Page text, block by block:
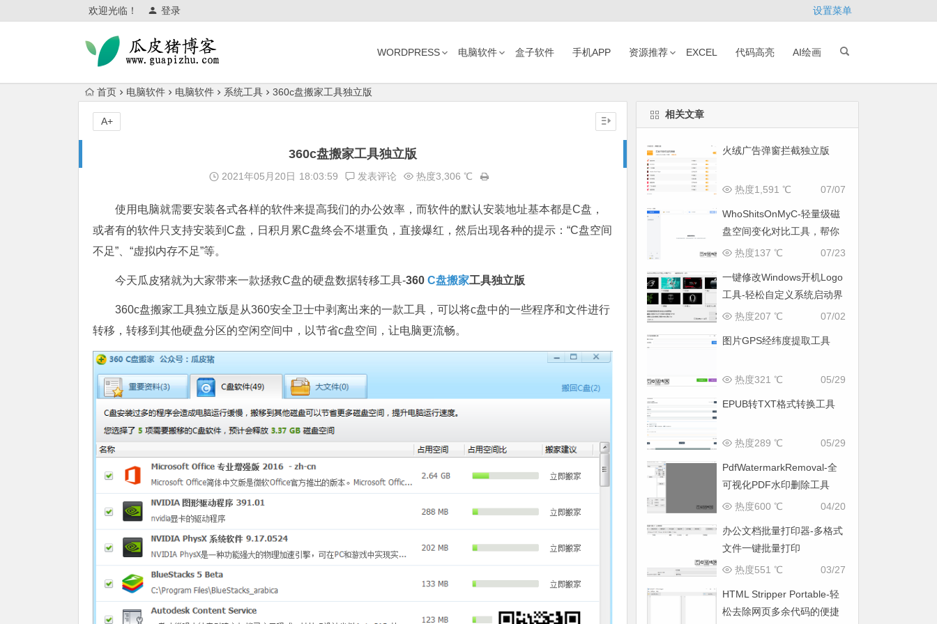
欢迎光临！ 登录 设置菜单
WORDPRESS 电脑软件 盒子软件 手机APP 资源推荐 EXCEL 代码高亮 AI绘画
首页 电脑软件 电脑软件 系统工具 360c盘搬家工具独立版
360c盘搬家工具独立版
2021年05月20日 18:03:59 发表评论 热度3,306 ℃
使用电脑就需要安装各式各样的软件来提高我们的办公效率，而软件的默认安装地址基本都是C盘，
或者有的软件只支持安装到C盘，日积月累C盘终会不堪重负，直接爆红，然后出现各种的提示：“C盘空间
不足”、“虚拟内存不足”等。
今天瓜皮猪就为大家带来一款拯救C盘的硬盘数据转移工具-360 C盘搬家工具独立版
360c盘搬家工具独立版是从360安全卫士中剥离出来的一款工具， 可以将c盘中的一些程序和文件进行
转移，转移到其他硬盘分区的空闲空间中，以节省c盘空间，让电脑更流畅。
A+
相关文章
火绒广告弹窗拦截独立版
07/07
热度1,591 ℃
WhoShitsOnMyC-轻量级磁
盘空间变化对比工具，帮你
找出“吃掉”空间的罪魁祸首
07/23
热度137 ℃
一键修改Windows开机Logo
工具-轻松自定义系统启动界
面
07/02
热度207 ℃
图片GPS经纬度提取工具
05/29
热度321 ℃
EPUB转TXT格式转换工具
05/29
热度289 ℃
PdfWatermarkRemoval-全
可视化PDF水印删除工具
04/20
热度600 ℃
办公文档批量打印器-多格式
文件一键批量打印
03/27
热度551 ℃
HTML Stripper Portable-轻
松去除网页多余代码的便捷